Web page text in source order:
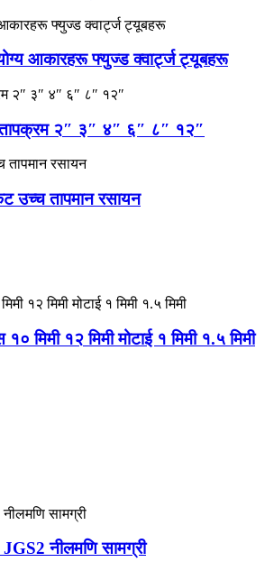
आकारहरू फ्युज्ड क्वार्ट्ज ट्यूबहरू
तापक्रम २″ ३″ ४″ ६″ ८″ १२″
उच्च तापमान रसायन
मिमी १२ मिमी मोटाई १ मिमी १.५ मिमी
नीलमणि सामग्री